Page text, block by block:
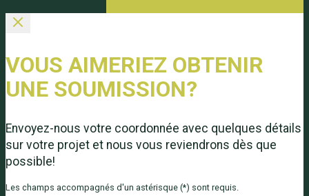
VOUS AIMERIEZ OBTENIR
UNE SOUMISSION?
Envoyez-nous votre coordonnée avec quelques détails
sur votre projet et nous vous reviendrons dès que
possible!
Les champs accompagnés d'un astérisque (*) sont requis.